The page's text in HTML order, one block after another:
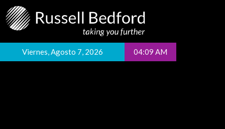
Viernes, Agosto 7, 2026 04:09 AM